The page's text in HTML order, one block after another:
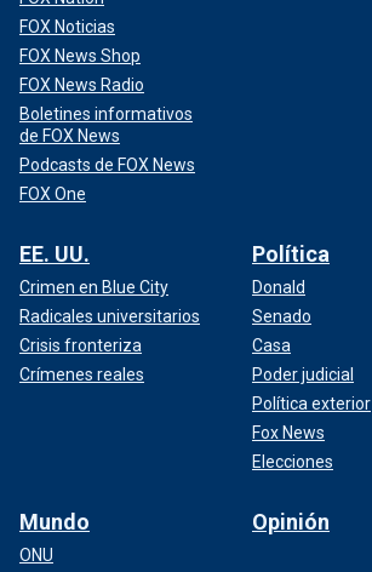
FOX Noticias
FOX News Shop
FOX News Radio
Boletines informativos
de FOX News
Podcasts de FOX News
FOX One
EE. UU.
Crimen en Blue City
Radicales universitarios
Crisis fronteriza
Crímenes reales
Política
Donald
Senado
Casa
Poder judicial
Política exterior
Fox News
Elecciones
Mundo
ONU
Opinión